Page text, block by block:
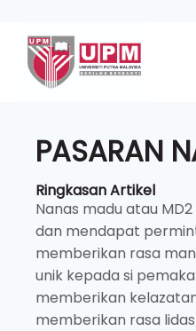
PASARAN
Ringkasan Artikel
Nanas madu atau
dan mendapat
memberikan rasa
unik kepada si
memberikan
memberikan rasa